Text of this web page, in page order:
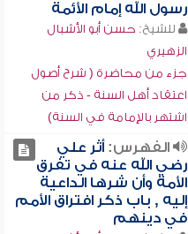
رسول الله إمام الأئمة
للشيخ: حسن أبو الأشبال
الزهيري
جزء من محاضرة ( شرح أصول
اعتقاد أهل السنة - ذكر من
اشتهر بالإمامة في السنة)
الفهرس:أثر علي
رضي الله عنه في تفرق
الأمة وأن شرها الداعية
إليه , باب ذكر افتراق الأمم
في دينهم